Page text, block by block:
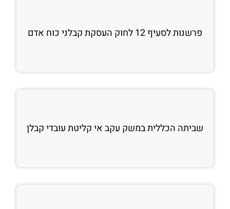
פרשנות לסעיף 12 לחוק העסקת קבלני כוח אדם
שביתה הכללית במשק עקב אי קליטת עובדי קבלן